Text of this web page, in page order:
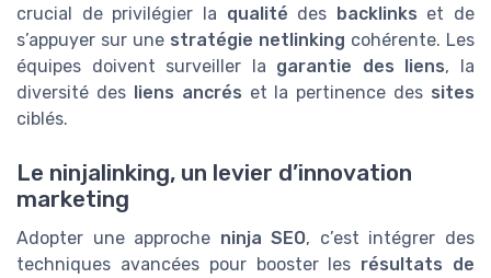
crucial de privilégier la qualité des backlinks et de
s’appuyer sur une stratégie netlinking cohérente. Les
équipes doivent surveiller la garantie des liens, la
diversité des
liens ancrés et la pertinence des sites
ciblés.
Le ninjalinking, un levier d’innovation
marketing
Adopter une approche ninja SEO, c’est intégrer des
techniques avancées pour booster les résultats de